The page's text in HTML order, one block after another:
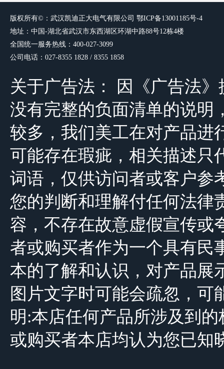
版权所有©：武汉凯迪正大电气有限公司 鄂ICP备13001185号-4
地址：中国-湖北省武汉市东西湖区环湖中路88号12栋4楼
全国统一服务热线：400-027-3099
公司电话：027-8355 1828 / 8355 1858
关于广告法： 因《广告法
没有完整的负面清单的说明
较多，我们美工在对产品进
可能存在瑕疵，相关描述只
词语，仅供访问者或客户参
您的判断和理解付任何法律
容，不存在故意虚假宣传或
者或购买者作为一个具有民
本的了解和认识，对产品展
图片文字时可能会疏忽，可
明:本店任何产品所涉及到
或购买者本店均认为您已知